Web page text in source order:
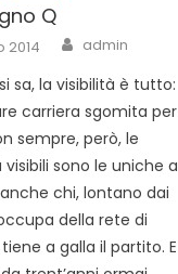
Q
2014 Author
admin
sa, la visibilità è tutto:
carriera sgomita per
sempre, però, le
sono le uniche a
chi, lontano dai
della rete di
a galla il partito. E